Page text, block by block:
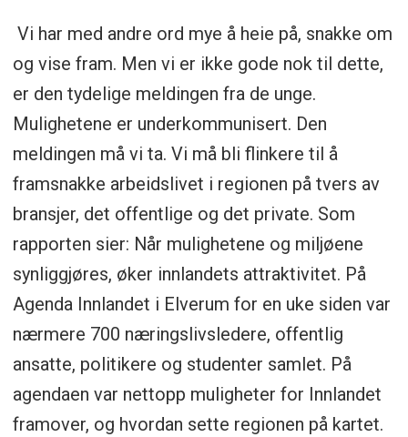
Vi har med andre ord mye å heie på, snakke om
og vise fram. Men vi er ikke gode nok til dette,
er den tydelige meldingen fra de unge.
Mulighetene er underkommunisert. Den
meldingen må vi ta. Vi må bli flinkere til å
framsnakke arbeidslivet i regionen på tvers av
bransjer, det offentlige og det private. Som
rapporten sier: Når mulighetene og miljøene
synliggjøres, øker innlandets attraktivitet. På
Agenda Innlandet i Elverum for en uke siden var
nærmere 700 næringslivsledere, offentlig
ansatte, politikere og studenter samlet. På
agendaen var nettopp muligheter for Innlandet
framover, og hvordan sette regionen på kartet.